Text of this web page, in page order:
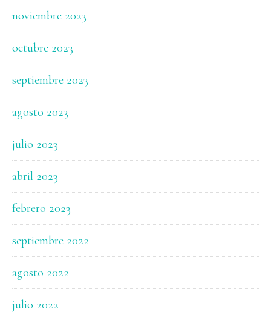
noviembre 2023
octubre 2023
septiembre 2023
agosto 2023
julio 2023
abril 2023
febrero 2023
septiembre 2022
agosto 2022
julio 2022